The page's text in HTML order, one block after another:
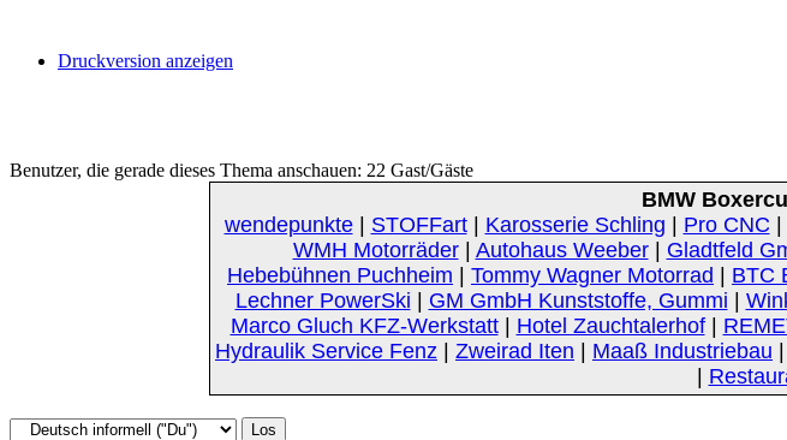
Druckversion anzeigen
Benutzer, die gerade dieses Thema anschauen: 22 Gast/Gäste
BMW
wendepunkte| STOFFart| Karosserie Schling | Pro CNC |
WMH Motorräder| Autohaus Weeber| Gladtfeld
Hebebühnen Puchheim | Tommy Wagner Motorrad | BTC
Lechner PowerSki | GM GmbH Kunststoffe, Gummi |
Marco Gluch KFZ-Werkstatt| Hotel Zauchtalerhof|
Hydraulik Service Fenz | Zweirad Iten | Maaß Industriebau |
|